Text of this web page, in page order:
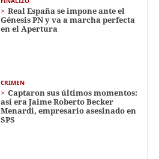
Real España se impone ante el
Génesis PN y va a marcha perfecta
en el Apertura
CRIMEN
Captaron sus últimos momentos:
así era Jaime Roberto Becker
Menardi​​​, empresario asesinado en
SPS